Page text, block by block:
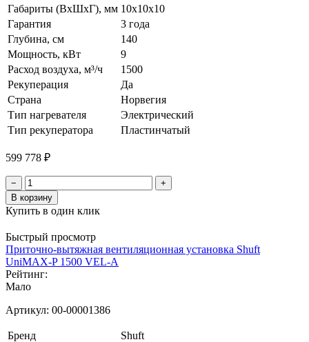
Габариты (ВхШхГ), мм 10x10x10
Гарантия
3 года
Глубина, см
140
Мощность, кВт
9
Расход воздуха, м³/ч
1500
Рекуперация
Да
Страна
Норвегия
Тип нагревателя
Электрический
Тип рекуператора
Пластинчатый
599 778 ₽
−
+
В корзину
Купить в один клик
Быстрый просмотр
Приточно-вытяжная вентиляционная установка Shuft
UniMAX-P 1500 VEL-A
Рейтинг:
Мало
Артикул: 00-00001386
Бренд
Shuft